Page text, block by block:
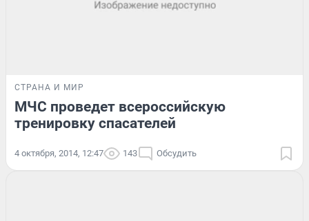
СТРАНА И МИР
МЧС проведет всероссийскую
тренировку спасателей
4 октября, 2014, 12:47 143 Обсудить